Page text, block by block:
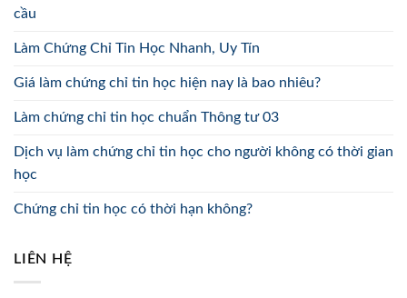
cầu
Làm Chứng Chỉ Tin Học Nhanh, Uy Tín
Giá làm chứng chỉ tin học hiện nay là bao nhiêu?
Làm chứng chỉ tin học chuẩn Thông tư 03
Dịch vụ làm chứng chỉ tin học cho người không có thời gian
học
Chứng chỉ tin học có thời hạn không?
LIÊN HỆ